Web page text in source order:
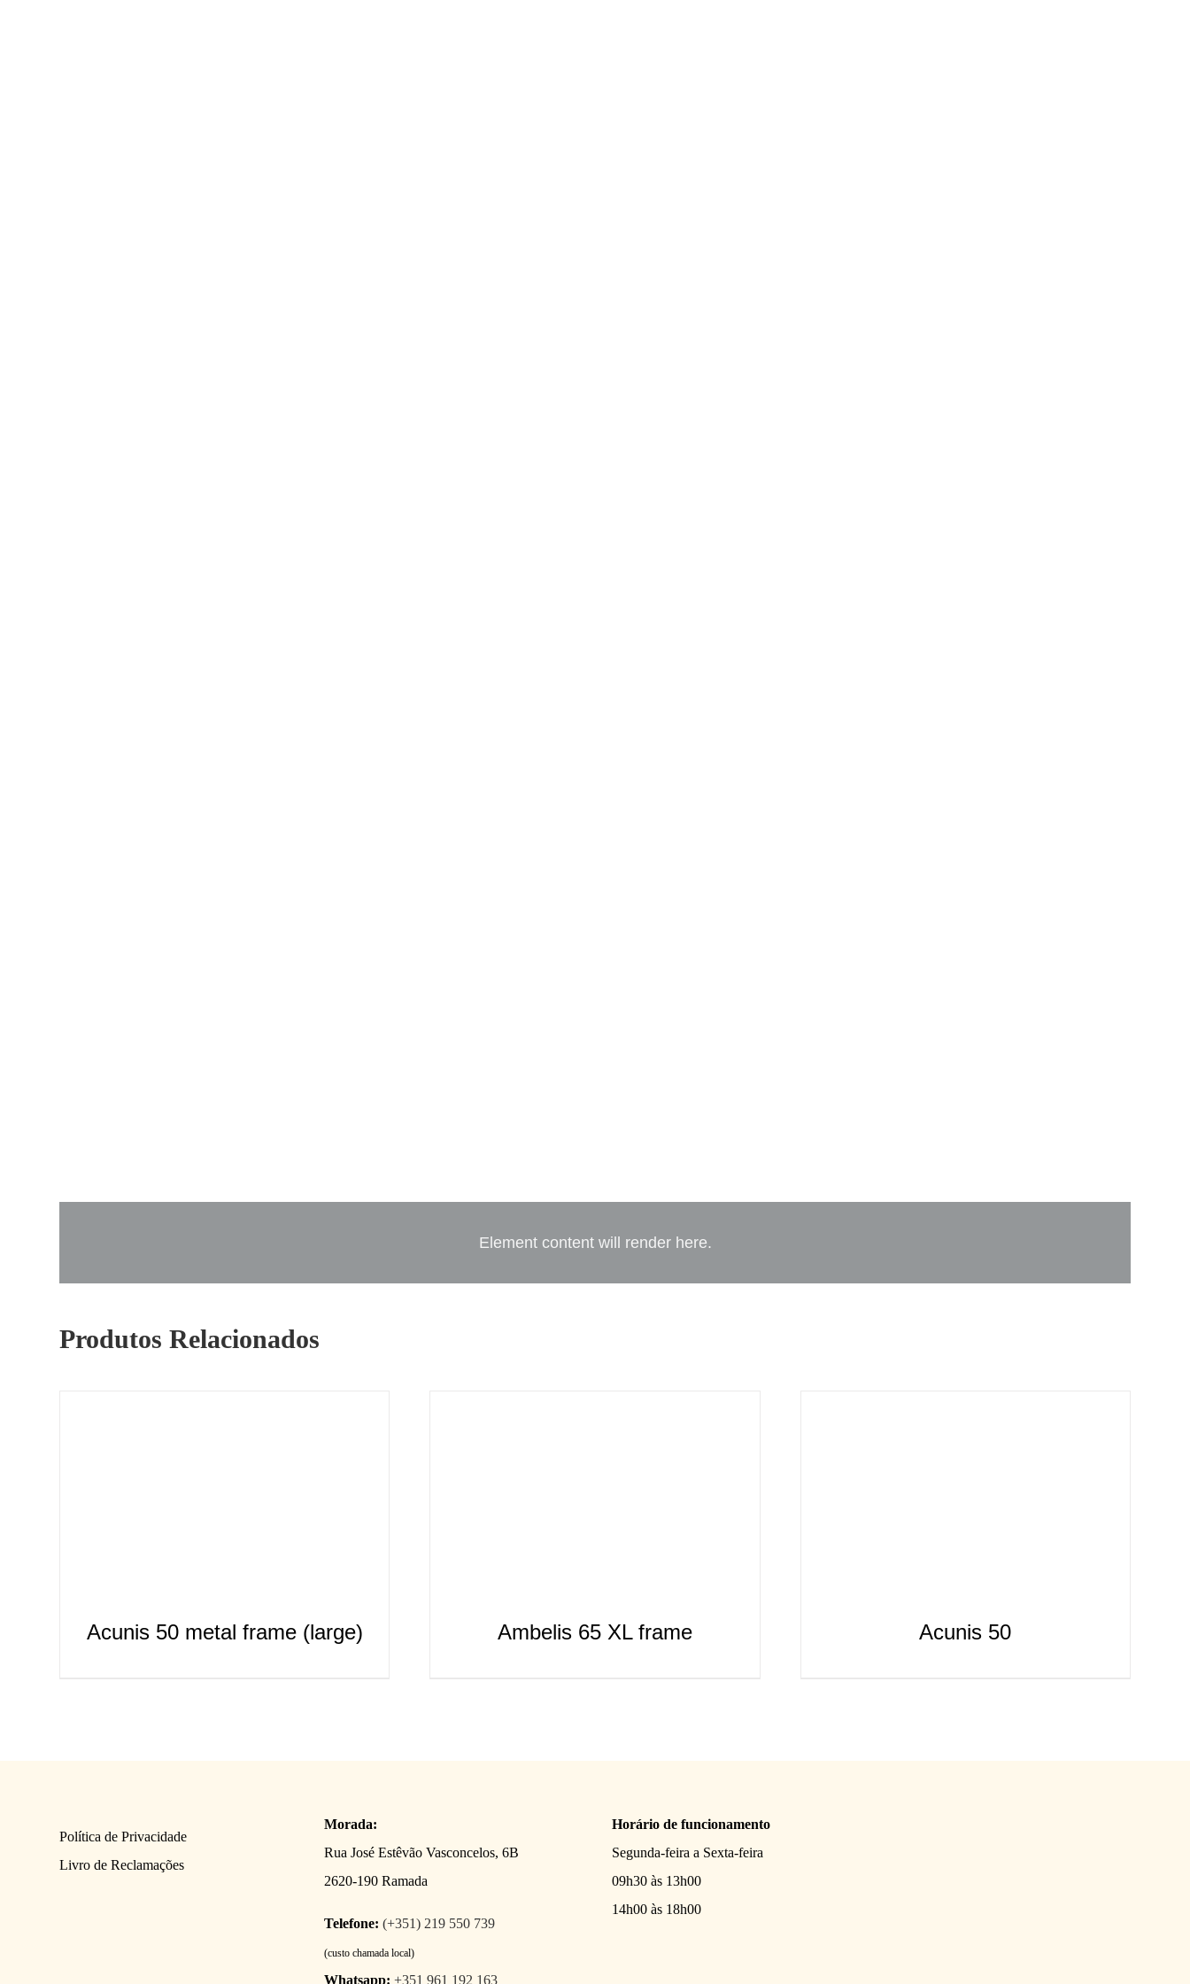
Element content will render here.
Produtos Relacionados
Acunis 50 metal frame (large) Ambelis 65 XL frame Acunis 50
Política de Privacidade
Livro de Reclamações
Morada:
Rua José Estêvão Vasconcelos, 6B
2620-190 Ramada
Telefone: (+351) 219 550 739
(custo chamada local)
Whatsapp: +351 961 192 163
Horário de funcionamento
Segunda-feira a Sexta-feira
09h30 às 13h00
14h00 às 18h00